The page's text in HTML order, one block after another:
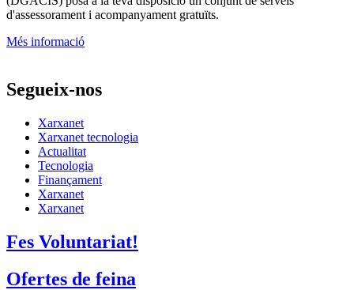
d'assessorament i acompanyament gratuïts.
Més informació
Segueix-nos
Xarxanet
Xarxanet tecnologia
Actualitat
Tecnologia
Finançament
Xarxanet
Xarxanet
Fes Voluntariat!
Ofertes de feina